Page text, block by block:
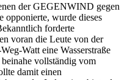
der GEGENWIND gegen
opponierte, wurde dieses
forderte
voran die Leute von der
Watt eine Wasserstraße
vollständig vom
damit einen